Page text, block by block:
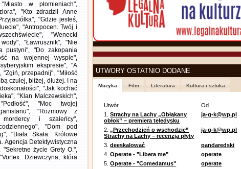
w płomieniach",
"Kto zdradził Anne
"Gdzie jesteś,
"Antropocen. Twój i
"Wenecki
"Ławrusznik", "Nie
pustyni", "Do zakopania
na wojennej wyspie",
ekspresie", "A
przepadnij", "Miłość
czulej, bliżej, dłużej. I na
"Jak kochać
"Klan Malczewskich",
"Moc twojej
"Rozmowy z
mordercy i szaleńcy",
"Dom pod
"Biała Skała. Królowe
Agencja Detektywistyczna
"Sekretne życie Grety O.",
Dziewczyna, która
UTWORY OSTATNIO DODANE
Muzyka Film Literatura Kultura i sztuka
Utwór
Od
1.Strachy na Lachy „Obłąkany
obłok” – premiera teledysku
ja-g-k@wp.pl
2.„Przechodzień o wschodzie”
Strachy na Lachy – recenzja płyty
ja-g-k@wp.pl
3.deeskalować
pandaredski
4.Operate - "Libera me"
operate
5.Operate - "Comedamus"
operate